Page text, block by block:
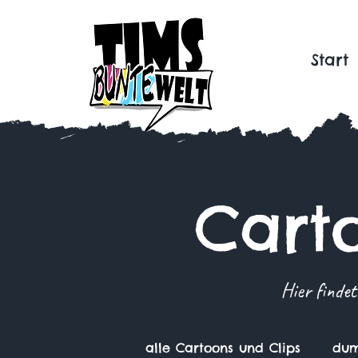
Start
Hier
alle Cartoons und Clips